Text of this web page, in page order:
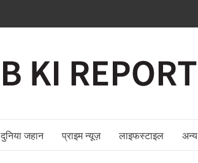
दुनिया जहान प्राइम न्यूज़ लाइफस्टाइल अन्य